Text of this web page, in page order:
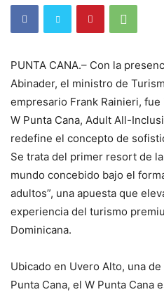
PUNTA CANA.– Con la
Abinader, el ministro de
empresario Frank Rainieri,
W Punta Cana, Adult All-
redefine el concepto de
Se trata del primer resort de
mundo concebido bajo el
adultos”, una apuesta que
experiencia del turismo
Dominicana.
Ubicado en Uvero Alto, una
Punta Cana, el W Punta Cana